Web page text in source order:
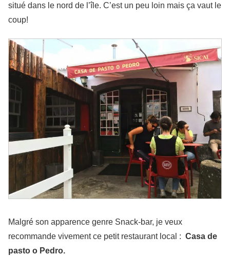
situé dans le nord de l’île. C’est un peu loin mais ça vaut le
coup!
Malgré son apparence genre Snack-bar, je veux
recommande vivement ce petit restaurant local : Casa de
pasto o Pedro.